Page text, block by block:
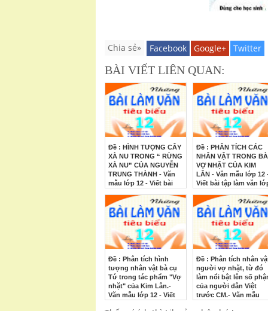
Chia sẻ» Facebook Google+ Twitter
BÀI VIẾT LIÊN QUAN:
Đề : HÌNH TƯỢNG CÂY
XÀ NU TRONG “ RỪNG
XÀ NU” CỦA NGUYỄN
TRUNG THÀNH - Văn
mẫu lớp 12 - Viết bài
Những bài văn hay lớp
12
Đề : PHÂN TÍCH CÁC
NHÂN VẬT TRONG
VỢ NHẶT CỦA KIM
LÂN - Văn mẫu lớp 12
Viết bài tập làm văn
lớp 12
Đề : Phân tích hình
tượng nhân vật bà cụ
Tứ trong tác phẩm "Vợ
nhặt" của Kim Lân.-
Văn mẫu lớp 12 - Viết
Đề : Phân tích nhân
người vợ nhặt, từ đó
làm nổi bật lên số
của người dân Việt
trước CM.- Văn mẫu